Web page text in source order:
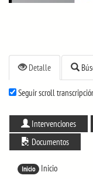
Detalle
Seguir scroll
Intervenciones
Documentos
Inicio Inicio